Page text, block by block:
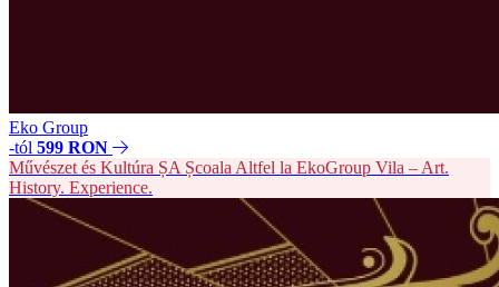
Eko Group
-tól 599 RON
Művészet és Kultúra ȘA Școala Altfel la EkoGroup Vila – Art.
History. Experience.